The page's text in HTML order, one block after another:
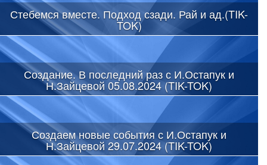
Стебемся вместе. Подход сзади. Рай и ад.(TIK-
TOK)
Создание. В последний раз с И.Остапук и
Н.Зайцевой 05.08.2024 (TIK-TOK)
Создаем новые события с И.Остапук и
Н.Зайцевой 29.07.2024 (TIK-TOK)